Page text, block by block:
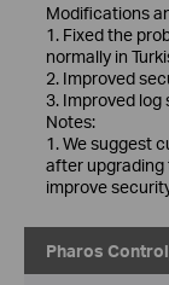
Modifications
1. Fixed the
normally in
2. Improved
3. Improved log
Notes:
1. We suggest
after upgrading
improve
Pharos